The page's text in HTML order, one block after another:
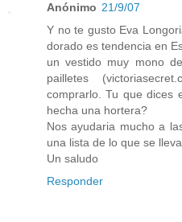
Anónimo 21/9/07
Y no te gusto Eva
dorado es tendencia en
un vestido muy mono
pailletes
comprarlo. Tu que dices
hecha una hortera?
Nos ayudaria mucho a
una lista de lo que se
Un saludo
Responder